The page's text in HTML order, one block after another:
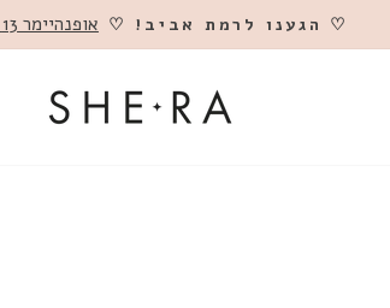
השהה
♡ הגענו לרמת אביב! ♡ אופנהיימר 13 תל אביב